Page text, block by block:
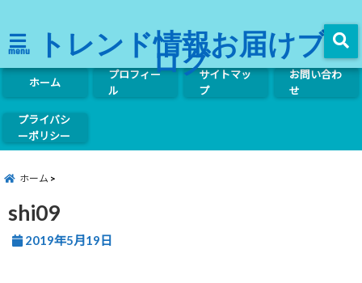
menu トレンド情報お届けブ
ログ
ホーム
プロフィー
ル
サイトマッ
プ
お問い合わ
せ
プライバシ
ーポリシー
ホーム
shi09
2019年5月19日